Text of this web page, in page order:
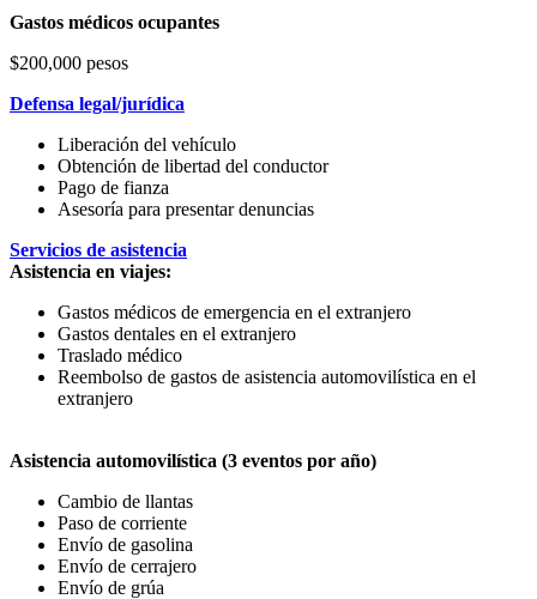
Gastos médicos ocupantes
$200,000 pesos
Defensa legal/jurídica
Liberación del vehículo
Obtención de libertad del conductor
Pago de fianza
Asesoría para presentar denuncias
Servicios de asistencia
Asistencia en viajes:
Gastos médicos de emergencia en el extranjero
Gastos dentales en el extranjero
Traslado médico
Reembolso de gastos de asistencia automovilística en el
extranjero
Asistencia automovilística (3 eventos por año)
Cambio de llantas
Paso de corriente
Envío de gasolina
Envío de cerrajero
Envío de grúa